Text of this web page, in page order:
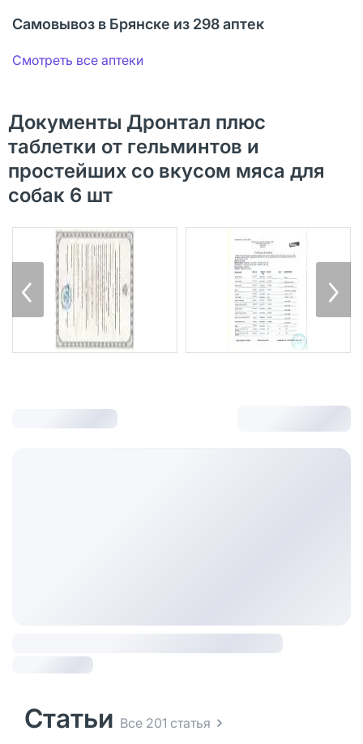
Самовывоз в Брянске из 298 аптек
Смотреть все аптеки
Документы Дронтал плюс
таблетки от гельминтов и
простейших со вкусом мяса для
собак 6 шт
Статьи Все 201 статья